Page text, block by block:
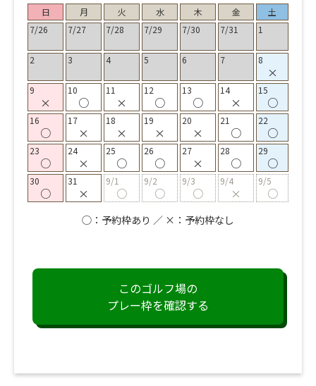
日 月 火 水 木 金
土
7/26
7/27 7/28 7/29 7/30 7/31 1
2 3 4 5 6 7 8
×
9
×
10
○
11
×
12
○
13
○
14
×
15
○
16
○
17
×
18
×
19
×
20
×
21
○
22
○
23
○
24
×
25
○
26
○
27
×
28
○
29
○
30
○
31
×
9/1
○
9/2
○
9/3
○
9/4
×
9/5
○
◯：予約枠あり ／ ×：予約枠なし
このゴルフ場の
プレー枠を確認する